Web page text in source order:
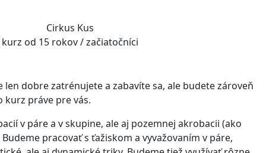
Cirkus Kus
kurz od 15 rokov / začiatočníci
len dobre zatrénujete a zabavíte sa, ale budete zároveň
kurz práve pre vás.
v páre a v skupine, ale aj pozemnej akrobacii (ako
pracovať s ťažiskom a vyvažovaním v páre,